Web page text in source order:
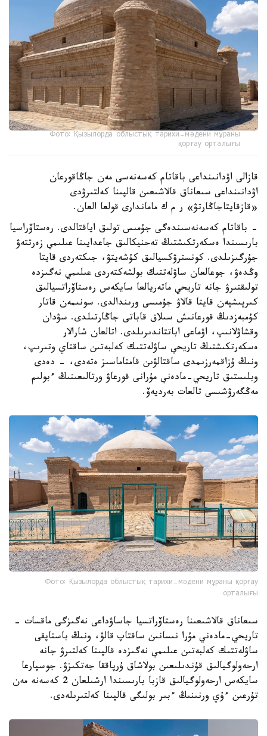
Фото: Қызылорда облыстық тарихи-мәдени мұраны
қорғау орталығы
قازالى اۋدانىنداعى باقاتام كەسەنەسى مەن جاڭاقورعان
اۋدانىنداعى سىعاناق قالاشىعىن قالپىنا كەلتىرۋدى
«قازقايتاجاڭارتۋ» ر م ك ماماندارى قولعا العان.
- باقاتام كەسەنەسىندەگى جۇمىس تولىق اياقتالدى. رەستاۆراسيا
بارىسىندا ەسكەرتكىشتىڭ تەحنيكالىق جاعدايىنا عىلىمي زەرتتەۋ
جۇرگىزىلدى. كونسترۋكسيالىق كۇشەيتۋ، جىكتەردى قايتا
وڭدەۋ، جوعالعان ساۋلەتتىك بولشەكتەردى عىلىمي نەگىزدە
تولىقتىرۋ جانە تاريحي ماتەريالعا سايكەس رەستاۆراتسيالىق
كىرپىشپەن قايتا قالاۋ جۇمىسى ورىندالدى. سونىمەن قاتار
كۇمبەزدىڭ قورعانىش سىلاق قاباتى جاڭارتىلدى. سۋدان
وقشاۋلانىپ، اۋماعى اباتتاندىرىلدى. اتالعان شارالار
ەسكەرتكىشتىڭ تاريحي ساۋلەتتىك كەلبەتىن ساقتاي وتىرىپ،
ونىڭ ۇزاقمەرزىمدى ساقتالۋىن قامتاماسىز ەتەدى، - دەدى
وبلىستىق تاريحي-مادەني مۇرانى قورعاۋ ورتالىعىنىڭ ءبولىم
مەڭگەرۋشىسى تالعات بەرديەۆ.
Фото: Қызылорда облыстық тарихи-мәдени мұраны қорғау
орталығы
سىعاناق قالاشىعىنا رەستاۆراتسيا جاساۋداعى نەگىزگى ماقسات -
تاريحي-مادەني مۇرا نىسانىن ساقتاپ قالۋ، ونىڭ باستاپقى
ساۋلەتتىك كەلبەتىن عىلىمي نەگىزدە قالپىنا كەلتىرۋ جانە
ارحەولوگيالىق قۇندىلىعىن بولاشاق ۇرپاققا جەتكىزۋ. جوسپارعا
سايكەس ارحەولوگيالىق قازبا بارىسىندا ارشىلعان 2 كەسەنە مەن
تۇرعىن ءۇي ورنىنىڭ ءبىر بولىگى قالپىنا كەلتىرىلەدى.